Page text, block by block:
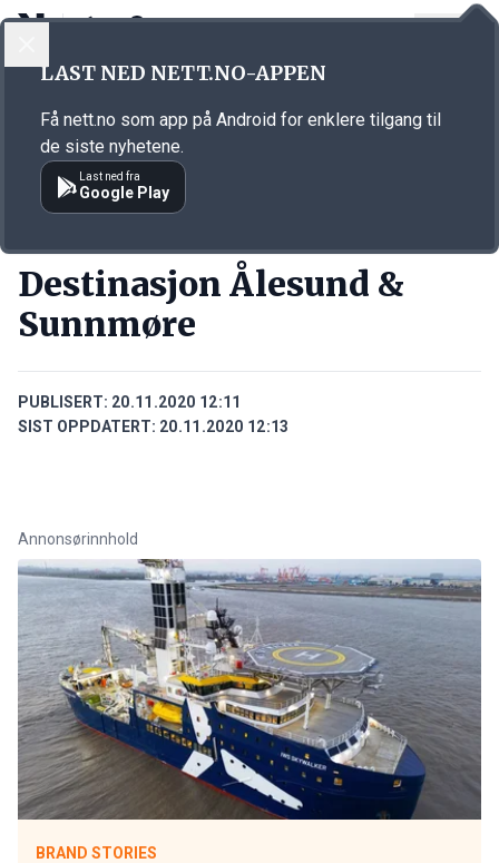
Annonsørinnhold
Destinasjon Ålesund &
Sunnmøre
PUBLISERT: 20.11.2020 12:11
SIST OPPDATERT: 20.11.2020 12:13
Annonsørinnhold
BRAND STORIES
LAST NED NETT.NO-APPEN
Få nett.no som app på Android for enklere tilgang til
de siste nyhetene.
Last ned fra
Google Play